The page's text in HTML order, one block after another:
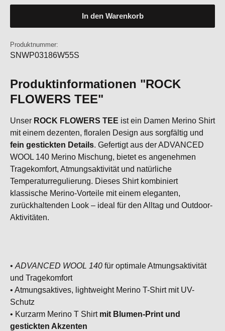
In den Warenkorb
Produktnummer:
SNWP03186W55S
Produktinformationen "ROCK
FLOWERS TEE"
Unser ROCK FLOWERS TEE ist ein Damen Merino Shirt
mit einem dezenten, floralen Design aus sorgfältig und
fein gestickten Details. Gefertigt aus der ADVANCED
WOOL 140 Merino Mischung, bietet es angenehmen
Tragekomfort, Atmungsaktivität und natürliche
Temperaturregulierung. Dieses Shirt kombiniert
klassische Merino-Vorteile mit einem eleganten,
zurückhaltenden Look – ideal für den Alltag und Outdoor-
Aktivitäten.
• ADVANCED WOOL 140 für optimale Atmungsaktivität
und Tragekomfort
• Atmungsaktives, lightweight Merino T-Shirt mit UV-
Schutz
• Kurzarm Merino T Shirt mit Blumen-Print und
gestickten Akzenten